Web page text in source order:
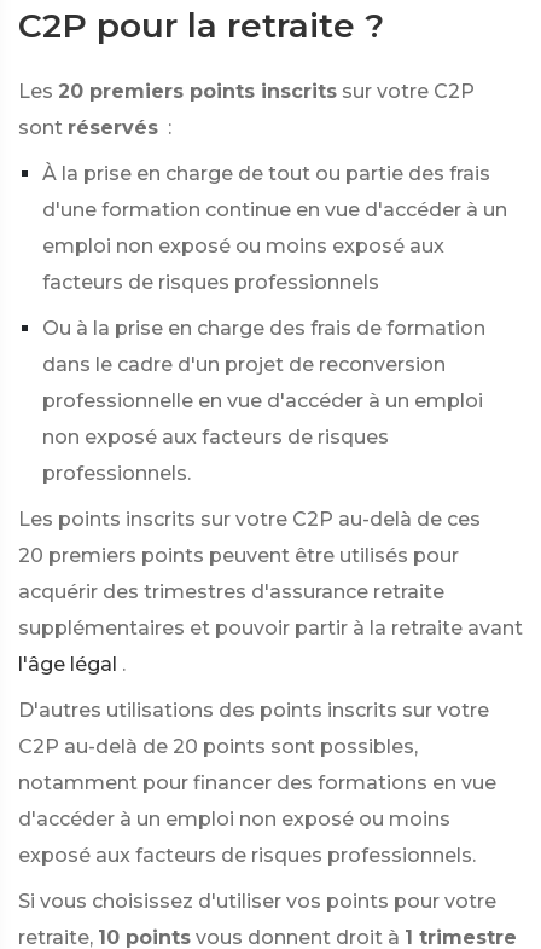
C2P pour la retraite ?
Les 20 premiers points inscrits sur votre C2P
sont réservés :
À la prise en charge de tout ou partie des frais
d'une formation continue en vue d'accéder à un
emploi non exposé ou moins exposé aux
facteurs de risques professionnels
Ou à la prise en charge des frais de formation
dans le cadre d'un projet de reconversion
professionnelle en vue d'accéder à un emploi
non exposé aux facteurs de risques
professionnels.
Les points inscrits sur votre C2P au-delà de ces
20 premiers points peuvent être utilisés pour
acquérir des trimestres d'assurance retraite
supplémentaires et pouvoir partir à la retraite avant
l'âge légal .
D'autres utilisations des points inscrits sur votre
C2P au-delà de 20 points sont possibles,
notamment pour financer des formations en vue
d'accéder à un emploi non exposé ou moins
exposé aux facteurs de risques professionnels.
Si vous choisissez d'utiliser vos points pour votre
retraite, 10 points vous donnent droit à 1 trimestre